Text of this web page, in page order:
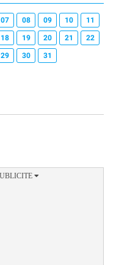
07 08 09 10 11
18 19 20 21 22
29 30 31